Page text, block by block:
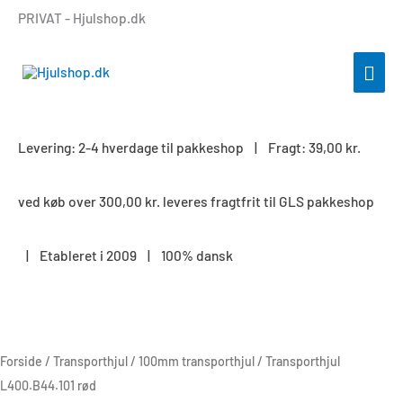
PRIVAT - Hjulshop.dk
Levering: 2-4 hverdage til pakkeshop | Fragt: 39,00 kr.
ved køb over 300,00 kr. leveres fragtfrit til GLS pakkeshop
| Etableret i 2009 | 100% dansk
Forside / Transporthjul/ 100mm transporthjul/ Transporthjul
L400.B44.101 rød
rød
antal